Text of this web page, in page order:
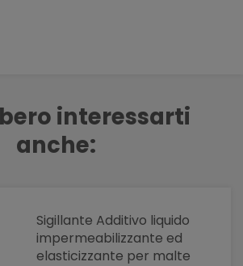
interessarti
anche:
Sigillante Additivo liquido
impermeabilizzante ed
elasticizzante per malte